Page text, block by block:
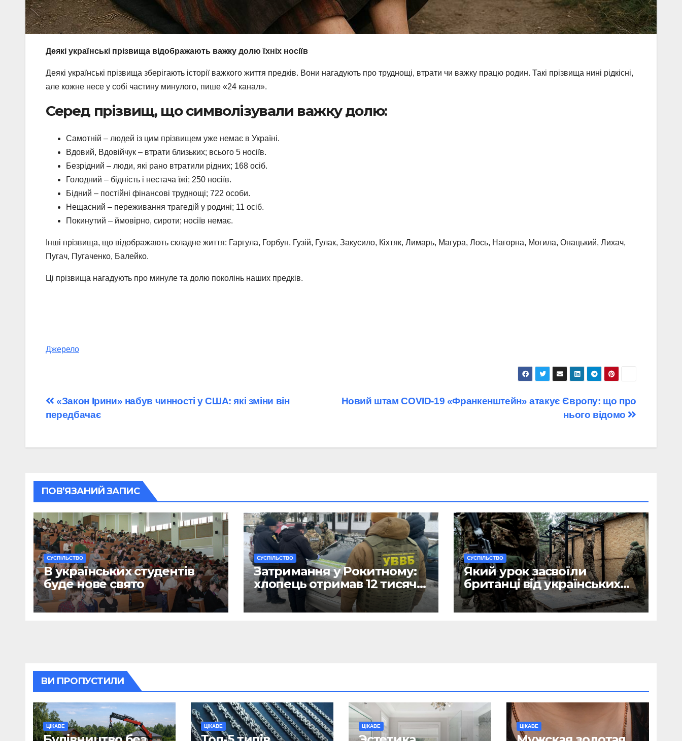
Деякі українські прізвища відображають важку долю їхніх носіїв
Деякі українські прізвища зберігають історії важкого життя предків. Вони нагадують про труднощі, втрати чи важку працю родин. Такі прізвища нині рідкісні,
але кожне несе у собі частину минулого, пише «24 канал».
Серед прізвищ, що символізували важку долю:
Самотній – людей із цим прізвищем уже немає в Україні.
Вдовий, Вдовійчук – втрати близьких; всього 5 носіїв.
Безрідний – люди, які рано втратили рідних; 168 осіб.
Голодний – бідність і нестача їжі; 250 носіїв.
Бідний – постійні фінансові труднощі; 722 особи.
Нещасний – переживання трагедій у родині; 11 осіб.
Покинутий – ймовірно, сироти; носіїв немає.
Інші прізвища, що відображають складне життя: Гаргула, Горбун, Гузій, Гулак, Закусило, Кіхтяк, Лимарь, Магура, Лось, Нагорна, Могила, Онацький, Лихач,
Пугач, Пугаченко, Балейко.
Ці прізвища нагадують про минуле та долю поколінь наших предків.
Джерело
Навігація
записів
Новий штам COVID-19 «Франкенштейн» атакує Європу: що про
нього відомо
«Закон Ірини» набув чинності у США: які зміни він
передбачає
ПОВ’ЯЗАНИЙ ЗАПИС
CУСПІЛЬСТВО
В українських студентів
буде нове свято
CУСПІЛЬСТВО
Затримання у Рокитному:
хлопець отримав 12 тисяч
Євро за допомогу
чоловікам
CУСПІЛЬСТВО
Який урок засвоїли
британці від українських
військових?
ВИ ПРОПУСТИЛИ
ЦІКАВЕ ЦІКАВЕ ЦІКАВЕ ЦІКАВЕ